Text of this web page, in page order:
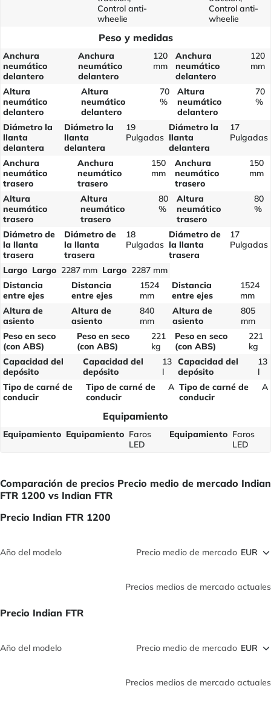
Control anti-
wheelie
Control anti-
wheelie
Peso y medidas
Anchura
neumático
delantero
Anchura
neumático
delantero
120
mm
Anchura
neumático
delantero
120
mm
Altura
neumático
delantero
Altura
neumático
delantero
70
%
Altura
neumático
delantero
70
%
Diámetro la
llanta
delantera
Diámetro la
llanta
delantera
19
Pulgadas
Diámetro la
llanta
delantera
17
Pulgadas
Anchura
neumático
trasero
Anchura
neumático
trasero
150
mm
Anchura
neumático
trasero
150
mm
Altura
neumático
trasero
Altura
neumático
trasero
80
%
Altura
neumático
trasero
80
%
Diámetro de
la llanta
trasera
Diámetro de
la llanta
trasera
18
Pulgadas
Diámetro de
la llanta
trasera
17
Pulgadas
Largo Largo 2287 mm Largo 2287 mm
Distancia
entre ejes
Distancia
entre ejes
1524
mm
Distancia
entre ejes
1524
mm
Altura de
asiento
Altura de
asiento
840
mm
Altura de
asiento
805
mm
Peso en seco
(con ABS)
Peso en seco
(con ABS)
221
kg
Peso en seco
(con ABS)
221
kg
Capacidad del
depósito
Capacidad del
depósito
13
l
Capacidad del
depósito
13
l
Tipo de carné de
conducir
Tipo de carné de
conducir
A Tipo de carné de
conducir
A
Equipamiento
Equipamiento Equipamiento Faros
LED
Equipamiento Faros
LED
Comparación de precios Precio medio de mercado Indian
FTR 1200 vs Indian FTR
Precio Indian FTR 1200
Año del modelo Precio medio de mercado
Precios medios de mercado actuales
Precio Indian FTR
Año del modelo Precio medio de mercado
Precios medios de mercado actuales